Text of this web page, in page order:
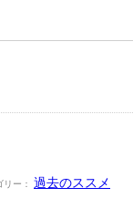
リー： 過去のススメ